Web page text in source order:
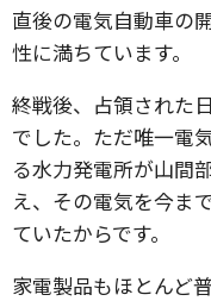
直後の電気自動車の
性に満ちています。
終戦後、占領された
でした。ただ唯一電
る水力発電所が山間
え、その電気を今ま
ていたからです。
家電製品もほとんど